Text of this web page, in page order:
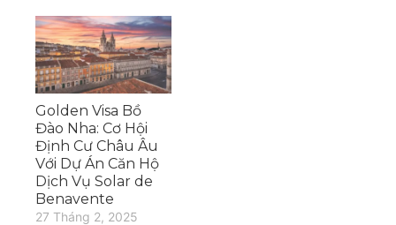
Golden Visa Bồ
Đào Nha: Cơ Hội
Định Cư Châu Âu
Với Dự Án Căn Hộ
Dịch Vụ Solar de
Benavente
27 Tháng 2, 2025